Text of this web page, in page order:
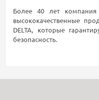
Более 40 лет
высококачественные
DELTA, которые
безопасность.